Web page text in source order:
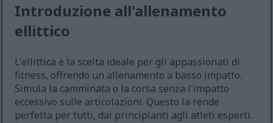
Introduzione all'allenamento
ellittico
L'ellittica è la scelta ideale per gli appassionati di
fitness, offrendo un allenamento a basso impatto.
Simula la camminata o la corsa senza l'impatto
eccessivo sulle articolazioni. Questo la rende
perfetta per tutti, dai principianti agli atleti esperti.